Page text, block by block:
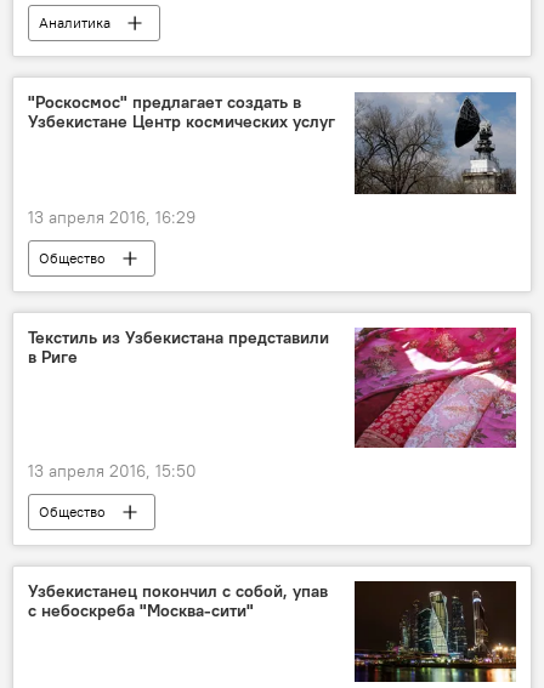
Аналитика
"Роскосмос" предлагает создать в
Узбекистане Центр космических услуг
13 апреля 2016, 16:29
Общество
Текстиль из Узбекистана представили
в Риге
13 апреля 2016, 15:50
Общество
Узбекистанец покончил с собой, упав
с небоскреба "Москва-сити"